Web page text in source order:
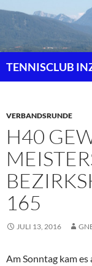
Zum
Inhalt
TENNISCLUB
VERBANDSRUNDE
H40
165
JULI 13, 2016
Am Sonntag kam